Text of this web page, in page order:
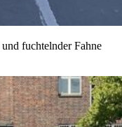
fuchtelnder Fahne